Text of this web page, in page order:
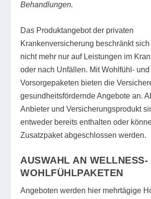
Behandlungen.
Das Produktangebot der privaten
Krankenversicherung beschränkt
nicht mehr nur auf Leistungen im
oder nach Unfällen. Mit Wohlfühl- und
Vorsorgepaketen bieten die
gesundheitsfördernde Angebote an.
Anbieter und Versicherungsprodukt
entweder bereits enthalten oder
Zusatzpaket abgeschlossen werden.
AUSWAHL AN WELLNESS-
WOHLFÜHLPAKETEN
Angeboten werden hier mehrtägige